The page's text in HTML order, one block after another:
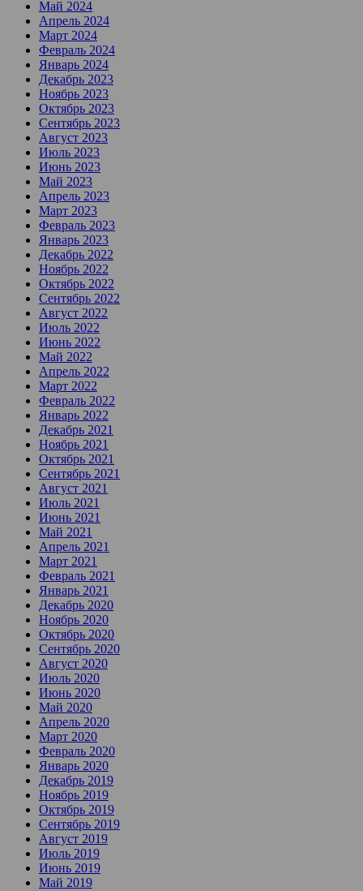
Май 2024
Апрель 2024
Март 2024
Февраль 2024
Январь 2024
Декабрь 2023
Ноябрь 2023
Октябрь 2023
Сентябрь 2023
Август 2023
Июль 2023
Июнь 2023
Май 2023
Апрель 2023
Март 2023
Февраль 2023
Январь 2023
Декабрь 2022
Ноябрь 2022
Октябрь 2022
Сентябрь 2022
Август 2022
Июль 2022
Июнь 2022
Май 2022
Апрель 2022
Март 2022
Февраль 2022
Январь 2022
Декабрь 2021
Ноябрь 2021
Октябрь 2021
Сентябрь 2021
Август 2021
Июль 2021
Июнь 2021
Май 2021
Апрель 2021
Март 2021
Февраль 2021
Январь 2021
Декабрь 2020
Ноябрь 2020
Октябрь 2020
Сентябрь 2020
Август 2020
Июль 2020
Июнь 2020
Май 2020
Апрель 2020
Март 2020
Февраль 2020
Январь 2020
Декабрь 2019
Ноябрь 2019
Октябрь 2019
Сентябрь 2019
Август 2019
Июль 2019
Июнь 2019
Май 2019